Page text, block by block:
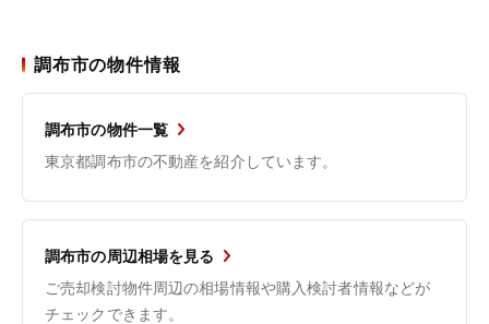
調布市の物件情報
調布市の物件一覧
東京都調布市の不動産を紹介しています。
調布市の周辺相場を見る
ご売却検討物件周辺の相場情報や購入検討者情報などが
チェックできます。